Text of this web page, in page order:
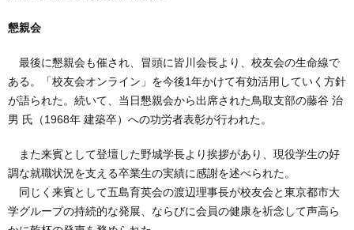
懇親会
最後に懇親会も催され、冒頭に皆川会長より、校友会の生命線で
ある。「校友会オンライン」を今後1年かけて有効活用していく方針
が語られた。続いて、当日懇親会から出席された鳥取支部の藤谷 治
男 氏（1968年 建築卒）への功労者表彰が行われた。
また来賓として登壇した野城学長より挨拶があり、現役学生の好
調な就職状況を支える卒業生の実績に感謝を述べられた。
同じく来賓として五島育英会の渡辺理事長が校友会と東京都市大
学グループの持続的な発展、ならびに会員の健康を祈念して声高ら